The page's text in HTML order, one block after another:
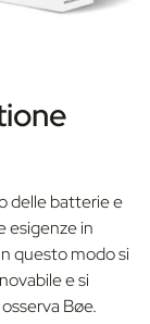
delle batterie e
esigenze in
questo modo si
e si
Bøe.